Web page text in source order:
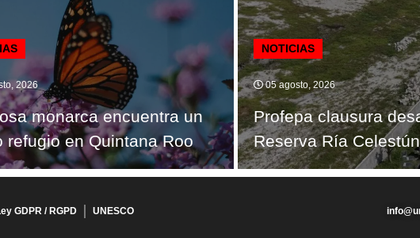
2026
monarca encuentra un
refugio en Quintana Roo
NOTICIAS
05 agosto, 2026
Profepa clausura
Reserva Ría Celestún
GDPR / RGPD UNESCO